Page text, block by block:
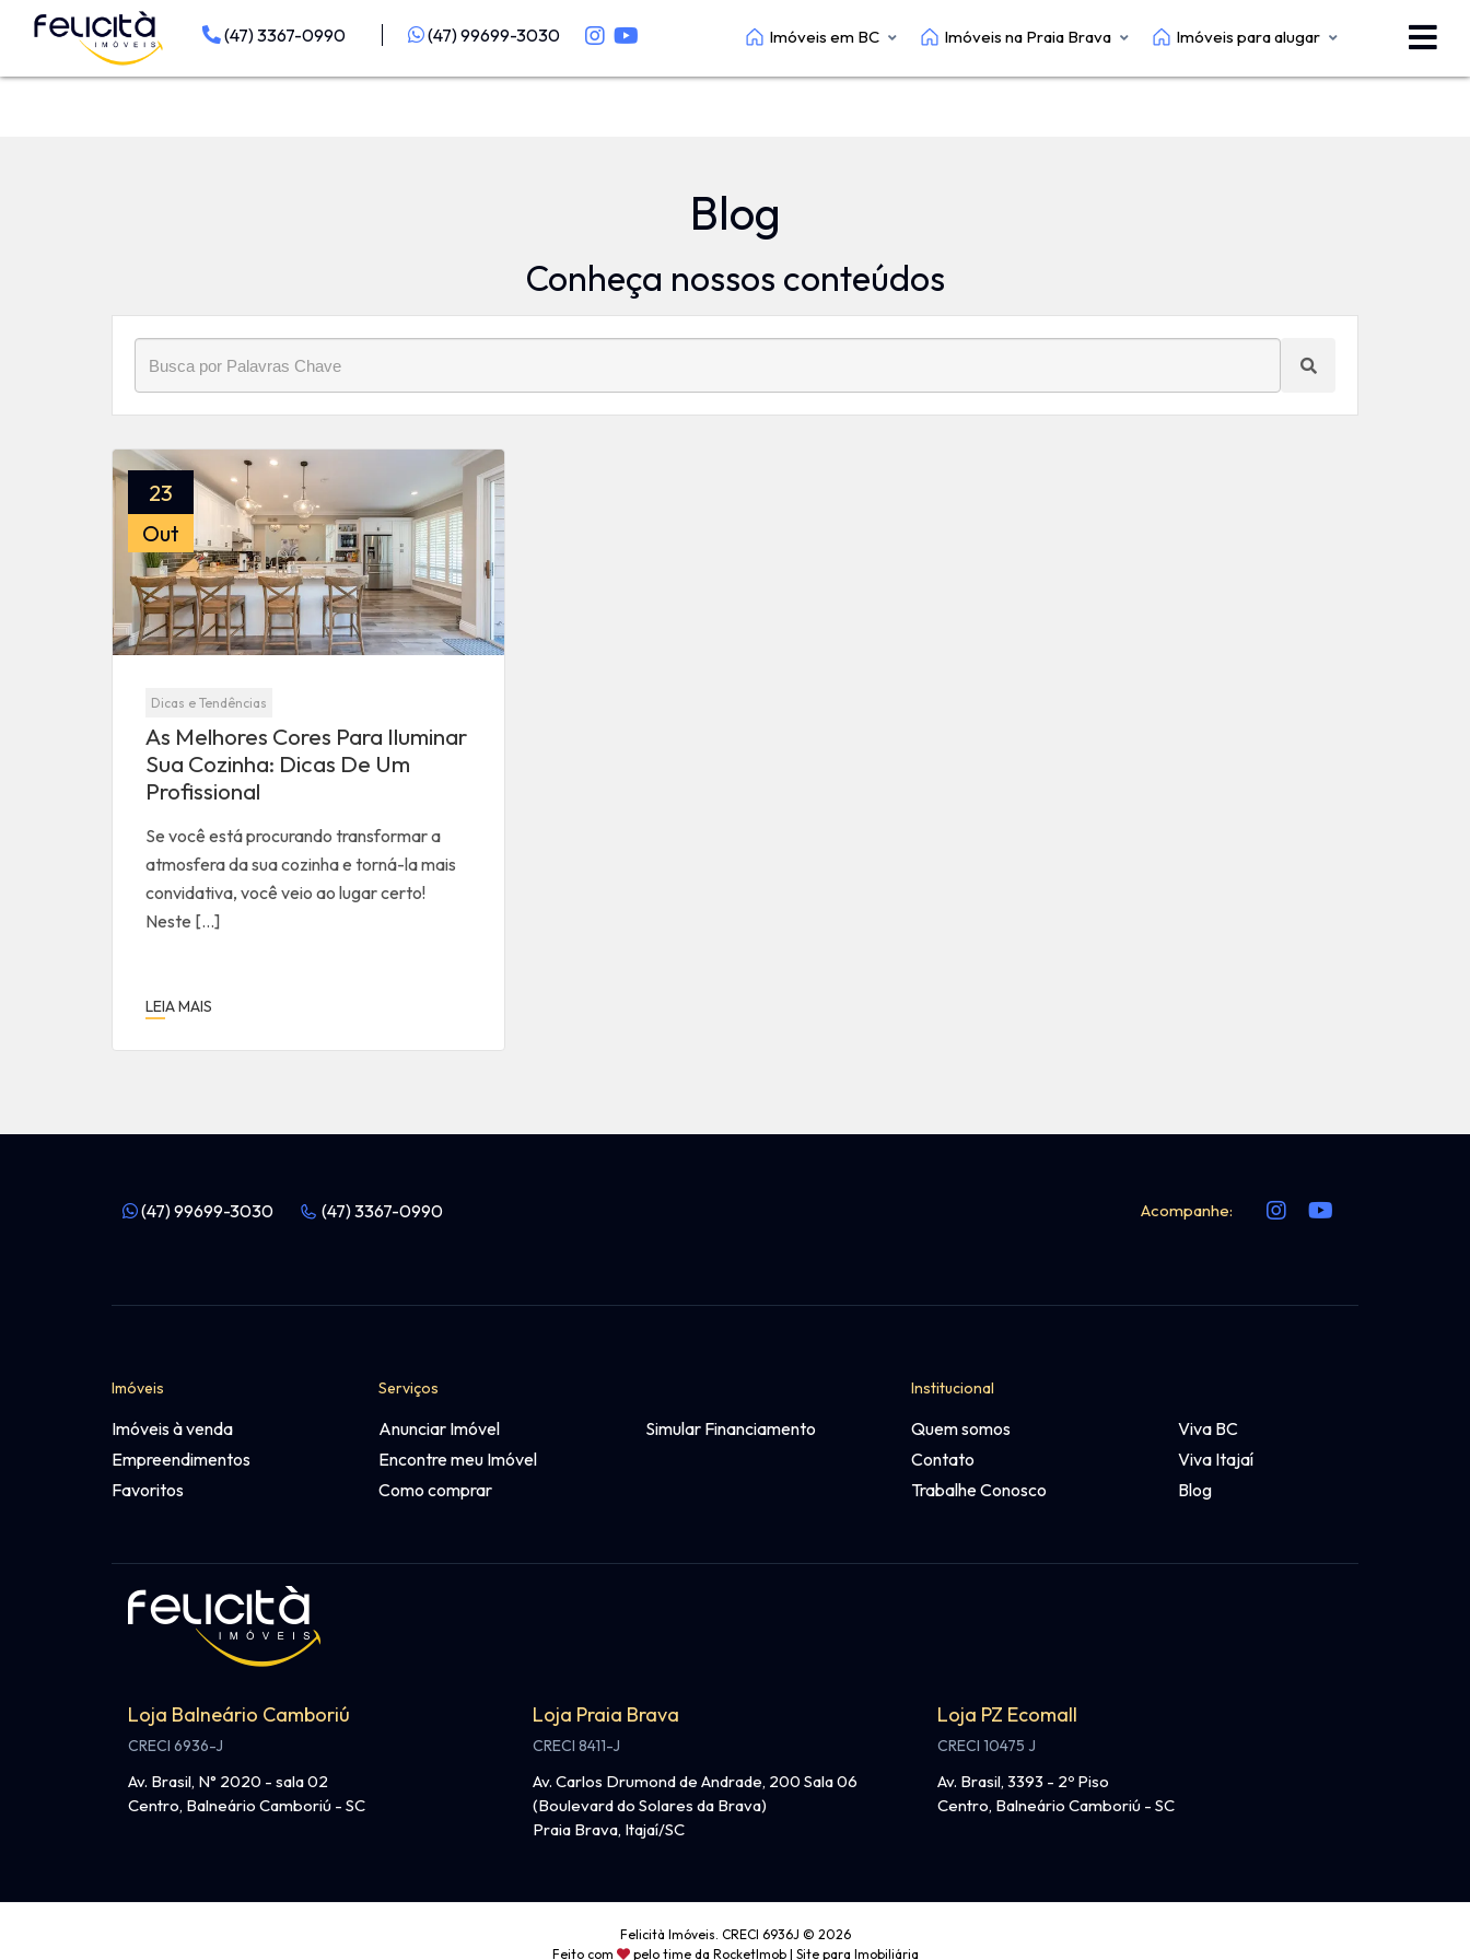
(47) 3367-0990 (47) 99699-3030 Imóveis em BC Imóveis na Praia Brava Imóveis para alugar
Início» »cozinha
Blog
Conheça nossos conteúdos
23
Out
Dicas e Tendências
As Melhores Cores Para Iluminar
Sua Cozinha: Dicas De Um
Profissional
Se você está procurando transformar a
atmosfera da sua cozinha e torná-la mais
convidativa, você veio ao lugar certo!
Neste […]
LEIA MAIS
(47) 99699-3030 (47) 3367-0990 Acompanhe:
Imóveis
Imóveis à venda
Empreendimentos
Favoritos
Serviços
Anunciar Imóvel
Encontre meu Imóvel
Como comprar
Simular Financiamento
Institucional
Quem somos
Contato
Trabalhe Conosco
Viva BC
Viva Itajaí
Blog
Loja Balneário Camboriú
CRECI 6936-J
Av. Brasil, N° 2020 - sala 02
Centro, Balneário Camboriú - SC
Loja Praia Brava
CRECI 8411-J
Av. Carlos Drumond de Andrade, 200 Sala 06
(Boulevard do Solares da Brava)
Praia Brava, Itajaí/SC
Loja PZ Ecomall
CRECI 10475 J
Av. Brasil, 3393 - 2º Piso
Centro, Balneário Camboriú - SC
Felicità Imóveis. CRECI 6936J © 2026
Feito com
pelo time da RocketImob | Site para Imobiliária